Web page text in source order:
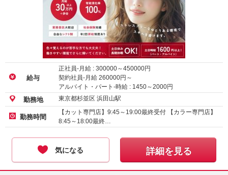
給与
正社員-月給 : 300000～450000円
契約社員-月給 260000円～
アルバイト・パート-時給 : 1450～2000円
勤務地 東京都杉並区 浜田山駅
勤務時間
【カット専門店】9:45～19:00最終受付 【カラー専門店】
8:45～18:00最終…
気になる 詳細を見る